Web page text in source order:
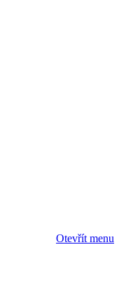
Otevřít menu